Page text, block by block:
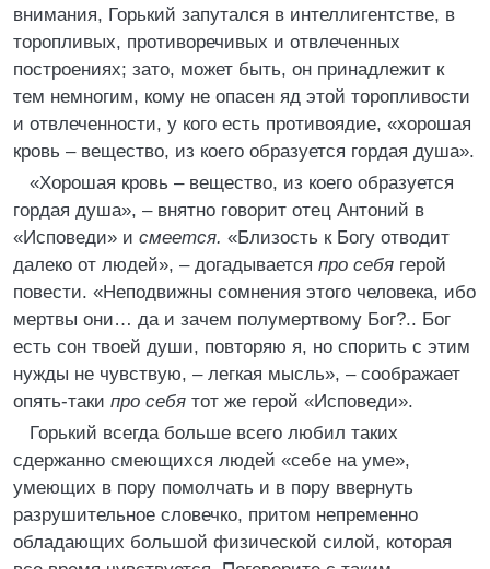
внимания, Горький запутался в интеллигентстве, в
торопливых, противоречивых и отвлеченных
построениях; зато, может быть, он принадлежит к
тем немногим, кому не опасен яд этой торопливости
и отвлеченности, у кого есть противоядие, «хорошая
кровь – вещество, из коего образуется гордая душа».
«Хорошая кровь – вещество, из коего образуется
гордая душа», – внятно говорит отец Антоний в
«Исповеди» и смеется. «Близость к Богу отводит
далеко от людей», – догадывается про себя герой
повести. «Неподвижны сомнения этого человека, ибо
мертвы они… да и зачем полумертвому Бог?.. Бог
есть сон твоей души, повторяю я, но спорить с этим
нужды не чувствую, – легкая мысль», – соображает
опять-таки про себя тот же герой «Исповеди».
Горький всегда больше всего любил таких
сдержанно смеющихся людей «себе на уме»,
умеющих в пору помолчать и в пору ввернуть
разрушительное словечко, притом непременно
обладающих большой физической силой, которая